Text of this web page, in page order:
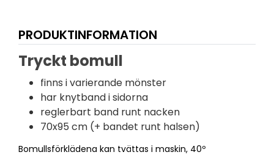
PRODUKTINFORMATION
Tryckt bomull
finns i varierande mönster
har knytband i sidorna
reglerbart band runt nacken
70x95 cm (+ bandet runt halsen)
Bomullsförklädena kan tvättas i maskin, 40º